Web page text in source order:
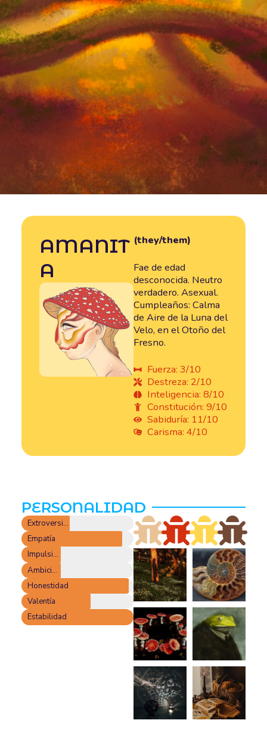
AMANIT
A
(they/them)
Fae de edad
desconocida. Neutro
verdadero. Asexual.
Cumpleaños: Calma
de Aire de la Luna del
Velo, en el Otoño del
Fresno.
Fuerza: 3/10
Destreza: 2/10
Inteligencia: 8/10
Constitución: 9/10
Sabiduría: 11/10
Carisma: 4/10
PERSONALIDAD
Extroversión
Empatía
Impulsividad
Ambición
Honestidad
Valentía
Estabilidad